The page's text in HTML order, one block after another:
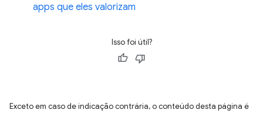
apps que eles valorizam
Isso foi útil?
Exceto em caso de indicação contrária, o conteúdo desta página é